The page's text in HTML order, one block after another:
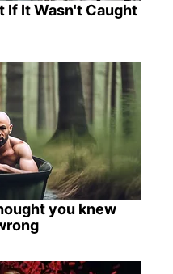
If It Wasn't Caught
you knew